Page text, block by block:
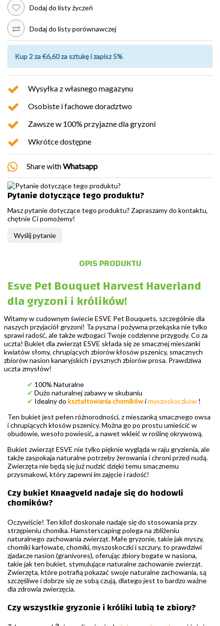
Dodaj do listy życzeń
Dodaj do listy porównawczej
Kup 2 za €6,60 za sztukę i zapisz 5%
Wysyłka z własnego magazynu
Osobiste i fachowe doradztwo
Zawsze w 100% przyjazne dla gryzoni
Wkrótce dostępne
Share withWhatsapp
Pytanie dotyczące tego produktu?
Masz pytanie dotyczące tego produktu? Zapraszamy do kontaktu,
chętnie Ci pomożemy!
Wyślij pytanie
OPIS PRODUKTU
Esve Pet Bouquet Harvest Haverland
dla gryzoni i królików!
Witamy w cudownym świecie ESVE Pet Bouquets, szczególnie dla
naszych przyjaciół gryzoni! Ta pyszna i pożywna przekąska nie tylko
sprawi radość, ale także wzbogaci Twoje codzienne przygody. Co za
uczta! Bukiet dla zwierząt ESVE składa się ze smacznej mieszanki
kwiatów słomy, chrupiących zbiorów kłosów pszenicy, smacznych
zbiorów nasion kanaryjskich i pysznych zbiorów prosa. Prawdziwa
uczta zmysłów!
✔ 100% Naturalne
✔ Dużo naturalnej zabawy w skubaniu
✔ Idealny do kształtowania chomikówimyszoskoczków !
Ten bukiet jest pełen różnorodności, z mieszanką smacznego owsa
i chrupiących kłosów pszenicy. Można go po prostu umieścić w
obudowie, wesoło powiesić, a nawet wkleić w roślinę okrywową.
Bukiet zwierząt ESVE nie tylko pięknie wygląda w raju gryzienia, ale
także zaspokaja naturalne potrzeby żerowania i chroni przed nudą.
Zwierzęta nie będą się już nudzić dzięki temu smacznemu
przysmakowi, który zapewni im zajęcie i radość!
Czy bukiet Knaagveld nadaje się do hodowli
chomików?
Oczywiście! Ten kilof doskonale nadaje się do stosowania przy
strzępieniu chomika. Hamsterscaping polega na zbliżeniu
naturalnego zachowania zwierząt. Małe gryzonie, takie jak myszy,
chomiki karłowate, chomiki, myszoskoczki i szczury, to prawdziwi
zjadacze nasion (granivores), oferując zbiory bogate w nasiona,
takie jak ten bukiet, stymulujące naturalne zachowanie zwierząt.
Zwierzęta, które potrafią pokazać swoje naturalne zachowania, są
szczęśliwe i dobrze się ze sobą czują, dlatego jest to bardzo ważne
dla zdrowia zwierzęcia.
Czy wszystkie gryzonie i króliki lubią te zbiory?